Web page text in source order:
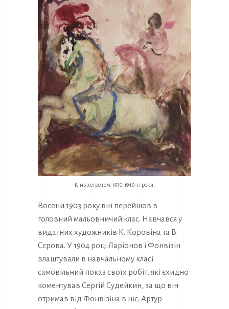
Кінь з егретом. 1930-1940-ті роки.
Восени 1903 року він перейшов в
головний мальовничий клас. Навчався у
видатних художників К. Коровіна та В.
Сєрова. У 1904 році Ларіонов і Фонвізін
влаштували в навчальному класі
самовільний показ своїх робіт, які єхидно
коментував Сергій Судейкин, за що він
отримав від Фонвізіна в ніс. Артур